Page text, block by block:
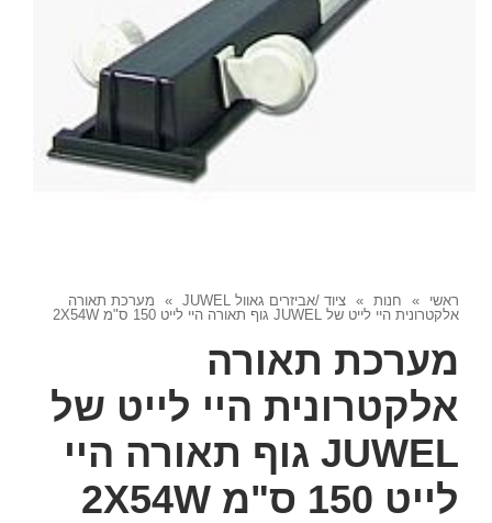
ראשי » חנות » ציוד /אביזרים גאוול JUWEL »
מערכת תאורה
אלקטרונית היי לייט של JUWEL גוף תאורה היי לייט 150 ס"מ 2X54W
מערכת תאורה
אלקטרונית היי לייט של
JUWEL גוף תאורה היי
לייט 150 ס"מ 2X54W